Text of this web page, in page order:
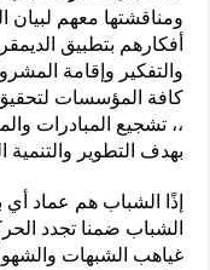
ومناقشتها معهم لبيان
أفكارهم بتطبيق
والتفكير وإقامة
كافة المؤسسات
،، تشجيع المبادرات
بهدف التطوير والتنمية
إذًا الشباب هم عماد أي
الشباب ضمنا تجدد
غياهب الشبهات